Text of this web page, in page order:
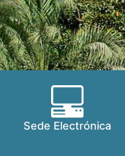
Sede Electrónica